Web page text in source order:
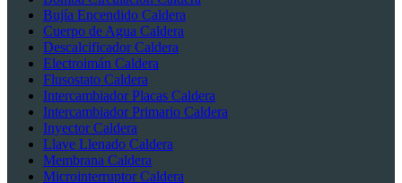
Bujía Encendido Caldera
Cuerpo de Agua Caldera
Descalcificador Caldera
Electroimán Caldera
Flusostato Caldera
Intercambiador Placas Caldera
Intercambiador Primario Caldera
Inyector Caldera
Llave Llenado Caldera
Membrana Caldera
Microinterruptor Caldera